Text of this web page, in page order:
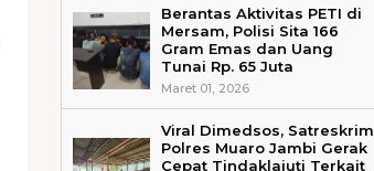
Berantas Aktivitas PETI di
Mersam, Polisi Sita 166
Gram Emas dan Uang
Tunai Rp. 65 Juta
Maret 01, 2026
Viral Dimedsos, Satreskrim
Polres Muaro Jambi Gerak
Cepat Tindaklajuti Terkait